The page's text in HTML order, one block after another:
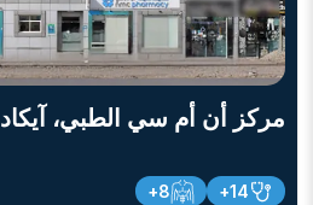
مركز أن أم سي الطبي، آيكاد
14+
8+